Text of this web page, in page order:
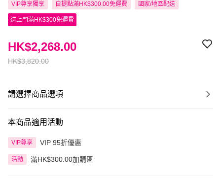
VIP尊享獨享 自提點滿HK$300.00免運費 國家/地區配送
送上門滿HK$300免運費
HK$3,820.00
HK$2,268.00
請選擇商品選項
本商品適用活動
VIP尊享 VIP 95折優惠
活動 滿HK$300.00加購區